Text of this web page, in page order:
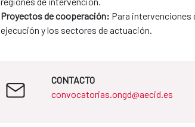
Proyectos de cooperación: Para intervenciones
ejecución y los sectores de actuación.
CONTACTO
convocatorias.ongd@aecid.es